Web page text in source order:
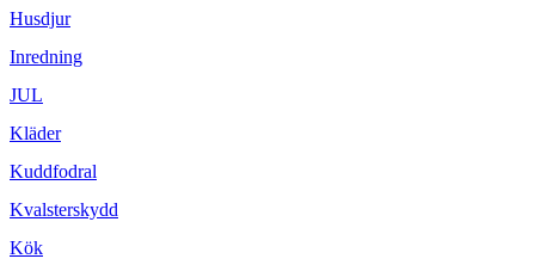
Husdjur
Inredning
JUL
Kläder
Kuddfodral
Kvalsterskydd
Kök